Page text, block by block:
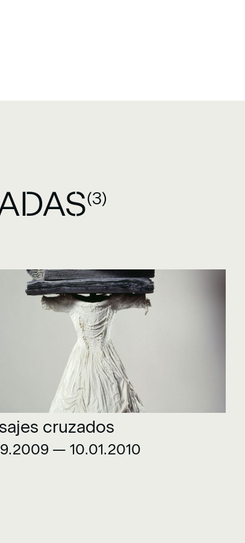
(3)
cruzados
— 10.01.2010